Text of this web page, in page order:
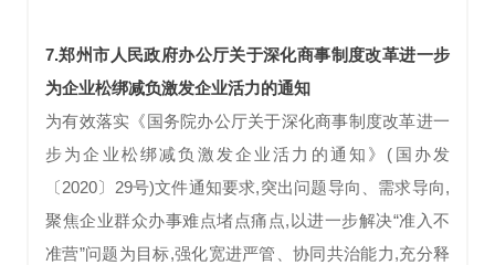
7.郑州市人民政府办公厅关于深化商事制度改革进一步
为企业松绑减负激发企业活力的通知
为有效落实《国务院办公厅关于深化商事制度改革进一
步为企业松绑减负激发企业活力的通知》(国办发
〔2020〕29号)文件通知要求,突出问题导向、需求导向,
聚焦企业群众办事难点堵点痛点,以进一步解决“准入不
准营”问题为目标,强化宽进严管、协同共治能力,充分释